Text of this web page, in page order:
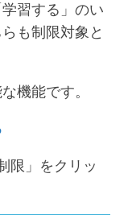
習する」のい
も制限対象と
機能です。
限」をクリッ